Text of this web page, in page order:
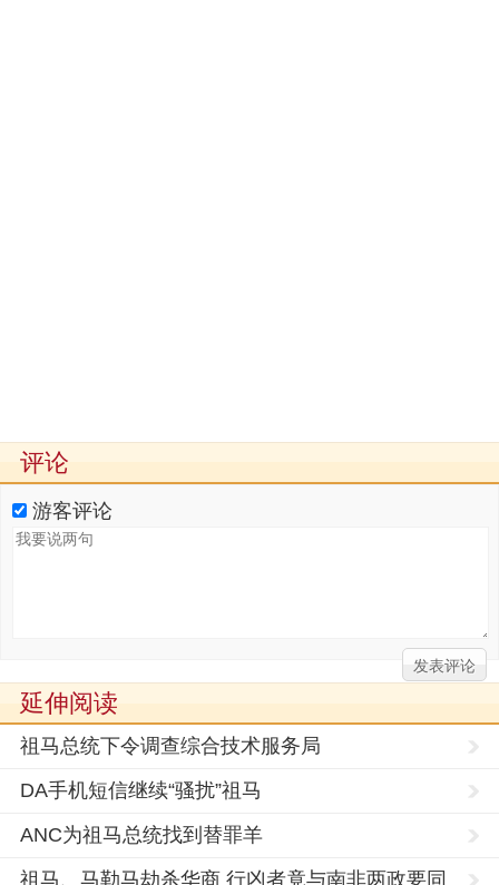
评论
游客评论
延伸阅读
祖马总统下令调查综合技术服务局
DA手机短信继续“骚扰”祖马
ANC为祖马总统找到替罪羊
祖马、马勒马劫杀华商 行凶者竟与南非两政要同